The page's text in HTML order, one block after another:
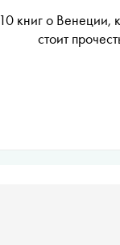
10 книг о Венеции,
стоит